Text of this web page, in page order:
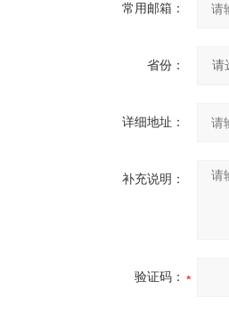
常用邮箱：
省份：
详细地址：
补充说明：
验证码：